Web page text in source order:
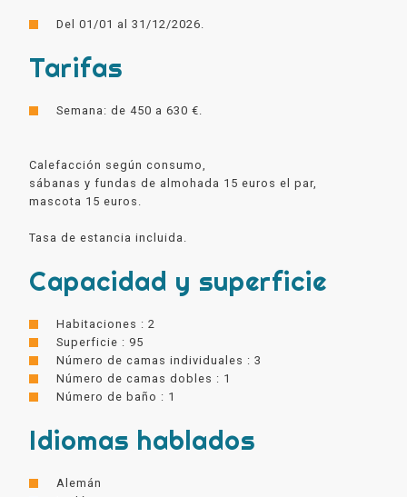
Del 01/01 al 31/12/2026.
Tarifas
Semana: de 450 a 630 €.
Calefacción según consumo,
sábanas y fundas de almohada 15 euros el par,
mascota 15 euros.
Tasa de estancia incluida.
Capacidad y superficie
Habitaciones : 2
Superficie : 95
Número de camas individuales : 3
Número de camas dobles : 1
Número de baño : 1
Idiomas hablados
Alemán